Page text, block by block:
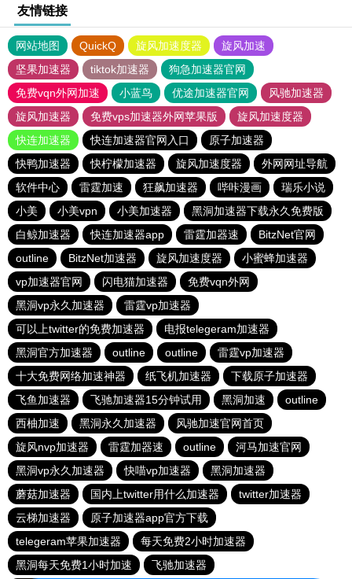
友情链接
网站地图 QuickQ 旋风加速度器
旋风加速
坚果加速器
tiktok加速器
狗急加速器官网
免费vqn外网加速
小蓝鸟 优途加速器官网
风驰加速器
旋风加速器
免费vps加速器外网苹果版
旋风加速度器
快连加速器
快连加速器官网入口
原子加速器
快鸭加速器
快柠檬加速器 旋风加速度器
外网网址导航
软件中心
雷霆加速 狂飙加速器 哔咔漫画
瑞乐小说
小美
小美vpn 小美加速器
黑洞加速器下载永久免费版
白鲸加速器
快连加速器app 雷霆加器速
BitzNet官网
outline
BitzNet加速器 旋风加速度器
小蜜蜂加速器
vp加速器官网
闪电猫加速器
免费vqn外网
黑洞vp永久加速器
雷霆vp加速器
可以上twitter的免费加速器
电报telegeram加速器
黑洞官方加速器
outline outline
雷霆vp加速器
十大免费网络加速神器
纸飞机加速器
下载原子加速器
飞鱼加速器
飞驰加速器15分钟试用 黑洞加速
outline
西柚加速
黑洞永久加速器
风驰加速官网首页
旋风nvp加速器
雷霆加器速 outline
河马加速官网
黑洞vp永久加速器
快喵vp加速器
黑洞加速器
蘑菇加速器
国内上twitter用什么加速器
twitter加速器
云梯加速器
原子加速器app官方下载
telegeram苹果加速器
每天免费2小时加速器
黑洞每天免费1小时加速
飞驰加速器